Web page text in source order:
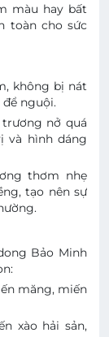
màu hay bất
toàn cho sức
không bị nát
nguội.
nở quá
và hình dáng
thơm nhẹ
tạo nên sự
Bảo Minh
măng, miến
xào hải sản,